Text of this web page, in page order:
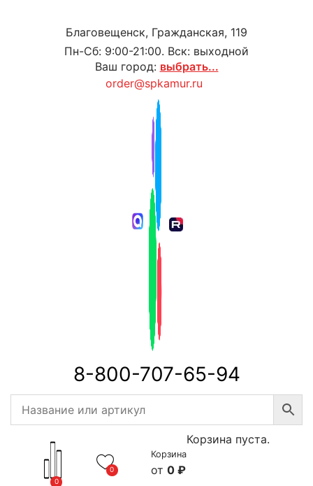
Благовещенск, Гражданская, 119
Пн-Сб: 9:00-21:00. Вск: выходной
Ваш город: выбрать...
order@spkamur.ru
8-800-707-65-94
0
0
Корзина
0 ₽
Корзина пуста.